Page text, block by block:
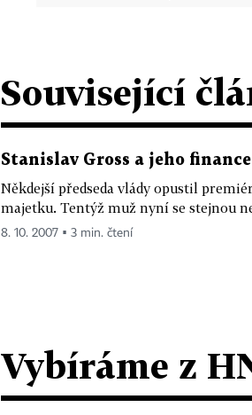
Související
Stanislav Gross a jeho finance
Někdejší předseda vlády opustil
majetku. Tentýž muž nyní se stejnou
8. 10. 2007 ▪ 3 min. čtení
Vybíráme z